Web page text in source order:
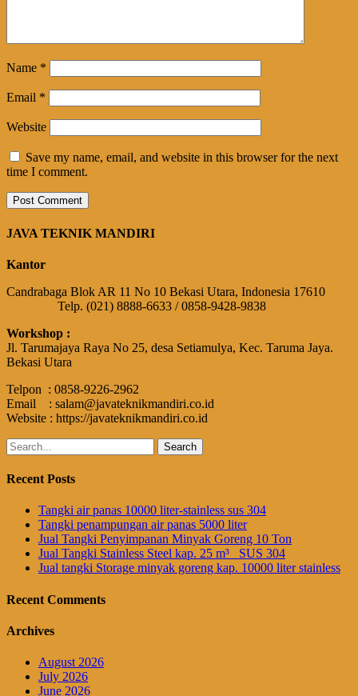
Name *
Email *
Website
Save my name, email, and website in this browser for the next
time I comment.
JAVA TEKNIK MANDIRI
Kantor
Candrabaga Blok AR 11 No 10 Bekasi Utara, Indonesia 17610
Telp. (021) 8888-6633 / 0858-9428-9838
Workshop :
Jl. Tarumajaya Raya No 25, desa Setiamulya, Kec. Taruma Jaya.
Bekasi Utara
Telpon : 0858-9226-2962
Email : salam@javateknikmandiri.co.id
Website : https://javateknikmandiri.co.id
Search
for:
Recent Posts
Tangki air panas 10000 liter-stainless sus 304
Tangki penampungan air panas 5000 liter
Jual Tangki Penyimpanan Minyak Goreng 10 Ton
Jual Tangki Stainless Steel kap. 25 m³_ SUS 304
Jual tangki Storage minyak goreng kap. 10000 liter stainless
Recent Comments
Archives
August 2026
July 2026
June 2026